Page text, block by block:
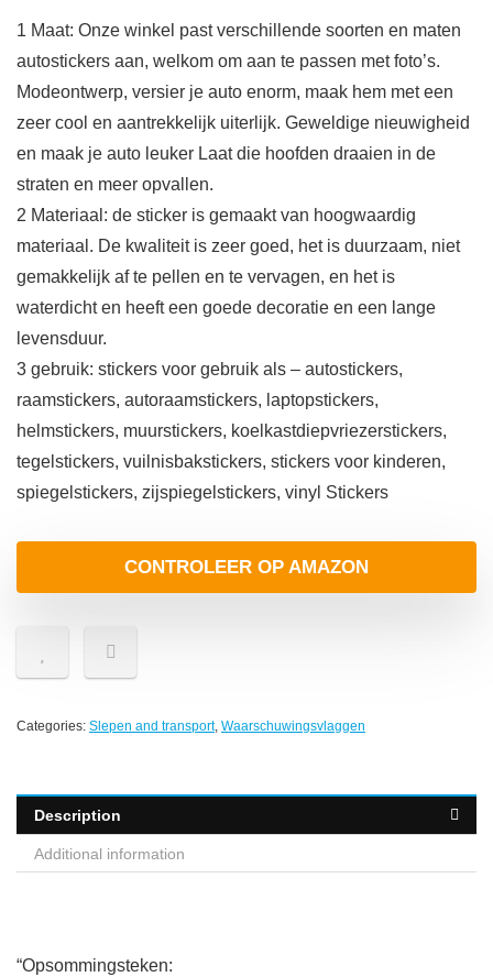
1 Maat: Onze winkel past verschillende soorten en maten
autostickers aan, welkom om aan te passen met foto’s.
Modeontwerp, versier je auto enorm, maak hem met een
zeer cool en aantrekkelijk uiterlijk. Geweldige nieuwigheid
en maak je auto leuker Laat die hoofden draaien in de
straten en meer opvallen.
2 Materiaal: de sticker is gemaakt van hoogwaardig
materiaal. De kwaliteit is zeer goed, het is duurzaam, niet
gemakkelijk af te pellen en te vervagen, en het is
waterdicht en heeft een goede decoratie en een lange
levensduur.
3 gebruik: stickers voor gebruik als – autostickers,
raamstickers, autoraamstickers, laptopstickers,
helmstickers, muurstickers, koelkastdiepvriezerstickers,
tegelstickers, vuilnisbakstickers, stickers voor kinderen,
spiegelstickers, zijspiegelstickers, vinyl Stickers
CONTROLEER OP AMAZON
Categories: Slepen and transport, Waarschuwingsvlaggen
Description
Additional information
“Opsommingsteken: